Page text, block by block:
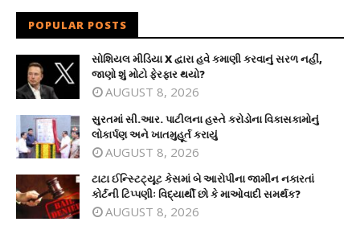
POPULAR POSTS
સોશિયલ મીડિયા X દ્વારા હવે કમાણી કરવાનું સરળ નહીં,
જાણો શું મોટો ફેરફાર થયો?
AUGUST 8, 2026
સુરતમાં સી.આર. પાટીલના હસ્તે કરોડોના વિકાસકામોનું
લોકાર્પણ અને ખાતમુહૂર્ત કરાયું
AUGUST 8, 2026
ટાટા ઈન્સ્ટિટ્યૂટ કેસમાં બે આરોપીના જામીન નકારતાં
કોર્ટની ટિપ્પણીઃ વિદ્યાર્થી છો કે માઓવાદી સમર્થક?
AUGUST 8, 2026